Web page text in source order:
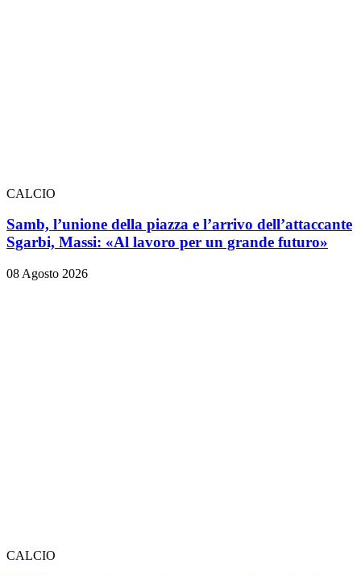
CALCIO
Samb, l’unione della piazza e l’arrivo dell’attaccante
Sgarbi, Massi: «Al lavoro per un grande futuro»
08 Agosto 2026
CALCIO